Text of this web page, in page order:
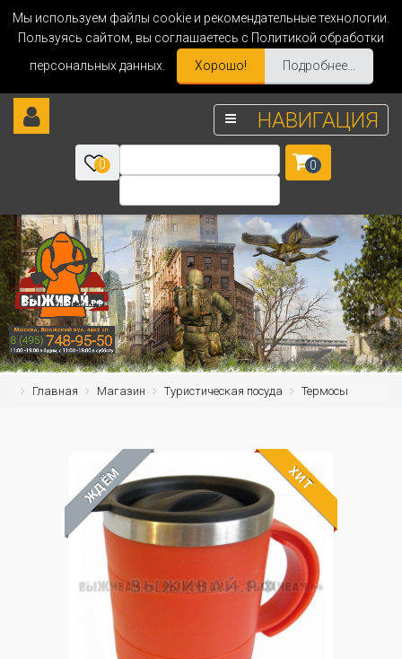
Мы используем файлы cookie и рекомендательные технологии.
Пользуясь сайтом, вы соглашаетесь с Политикой обработки
персональных данных.
Хорошо! Подробнее...
НАВИГАЦИЯ
0 0
Главная Магазин Туристическая посуда Термосы
ЖДЁМ ХИТ